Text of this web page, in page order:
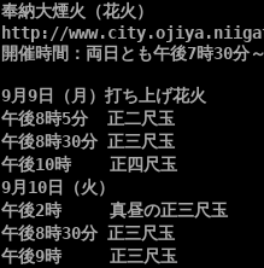
奉納大煙火（花火）
http://
開催時間：両日とも午後7時30分
9月9日（月）打ち上げ花火
午後8時5分  正二尺玉
午後8時30分 正三尺玉
午後10時    正四尺玉
9月10日（火）
午後2時     真昼の正三尺玉
午後8時30分 正三尺玉
午後9時     正三尺玉